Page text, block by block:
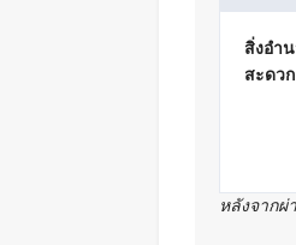
สิ่งอำ
สะดวก
หลังจากผ่